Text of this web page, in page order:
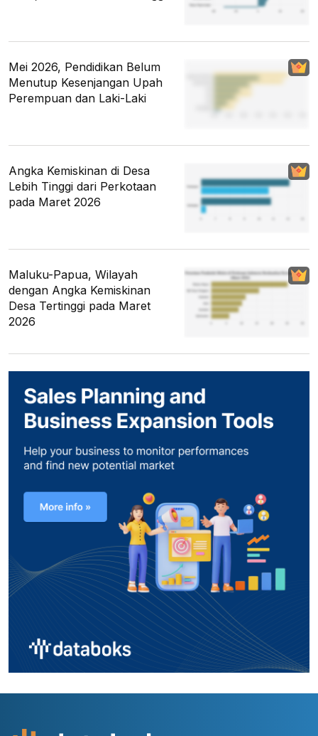
Mei 2026, Pendidikan Belum
Menutup Kesenjangan Upah
Perempuan dan Laki-Laki
Angka Kemiskinan di Desa
Lebih Tinggi dari Perkotaan
pada Maret 2026
Maluku-Papua, Wilayah
dengan Angka Kemiskinan
Desa Tertinggi pada Maret
2026